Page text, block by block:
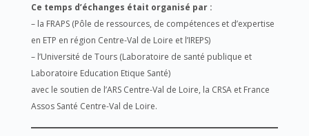
Ce temps d’échanges était organisé par :
– la FRAPS (Pôle de ressources, de compétences et d’expertise
en ETP en région Centre-Val de Loire et l’IREPS)
– l’Université de Tours (Laboratoire de santé publique et
Laboratoire Education Etique Santé)
avec le soutien de l’ARS Centre-Val de Loire, la CRSA et France
Assos Santé Centre-Val de Loire.